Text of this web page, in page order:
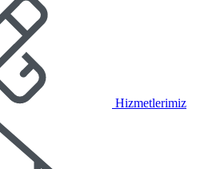
Hizmetlerimiz